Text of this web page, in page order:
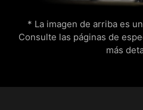
* La imagen de arriba es
Consulte las páginas de
más
Lightning